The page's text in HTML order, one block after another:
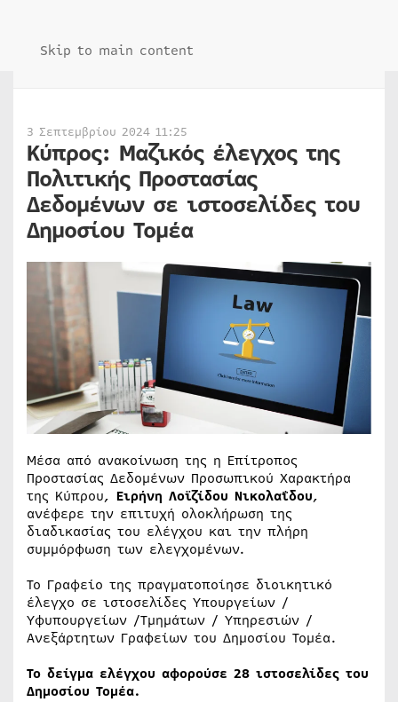
Skip to main content
3 Σεπτεμβρίου 2024 11:25
Κύπρος: Μαζικός έλεγχος της
Πολιτικής Προστασίας
Δεδομένων σε ιστοσελίδες του
Δημοσίου Τομέα
Μέσα από ανακοίνωση της η Επίτροπος
Προστασίας Δεδομένων Προσωπικού Χαρακτήρα
της Κύπρου, Ειρήνη Λοϊζίδου Νικολαΐδου,
ανέφερε την επιτυχή ολοκλήρωση της
διαδικασίας του ελέγχου και την πλήρη
συμμόρφωση των ελεγχομένων.
Το Γραφείο της πραγματοποίησε διοικητικό
έλεγχο σε ιστοσελίδες Υπουργείων /
Υφυπουργείων /Τμημάτων / Υπηρεσιών /
Ανεξάρτητων Γραφείων του Δημοσίου Τομέα.
Το δείγμα ελέγχου αφορούσε 28 ιστοσελίδες του
Δημοσίου Τομέα.